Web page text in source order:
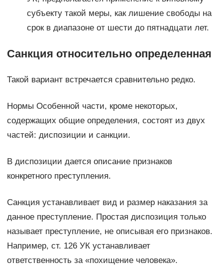
субъекту такой меры, как лишение свободы на
срок в диапазоне от шести до пятнадцати лет.
Санкция относительно определенная
Такой вариант встречается сравнительно редко.
Нормы Особенной части, кроме некоторых,
содержащих общие определения, состоят из двух
частей: диспозиции и санкции.
В диспозиции дается описание признаков
конкретного преступления.
Санкция устанавливает вид и размер наказания за
данное преступление. Простая диспозиция только
называет преступление, не описывая его признаков.
Например, ст. 126 УК устанавливает
ответственность за «похищение человека».